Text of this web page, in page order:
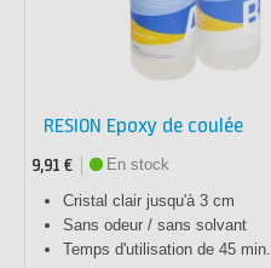
RESION Epoxy de coulée
9,91 €
En stock
Cristal clair jusqu'à 3 cm
Sans odeur / sans solvant
Temps d'utilisation de 45 min.